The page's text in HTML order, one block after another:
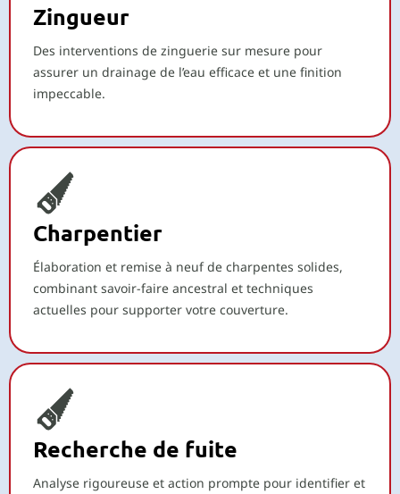
Zingueur
Des interventions de zinguerie sur mesure pour
assurer un drainage de l’eau efficace et une finition
impeccable.
Charpentier
Élaboration et remise à neuf de charpentes solides,
combinant savoir-faire ancestral et techniques
actuelles pour supporter votre couverture.
Recherche de fuite
Analyse rigoureuse et action prompte pour identifier et